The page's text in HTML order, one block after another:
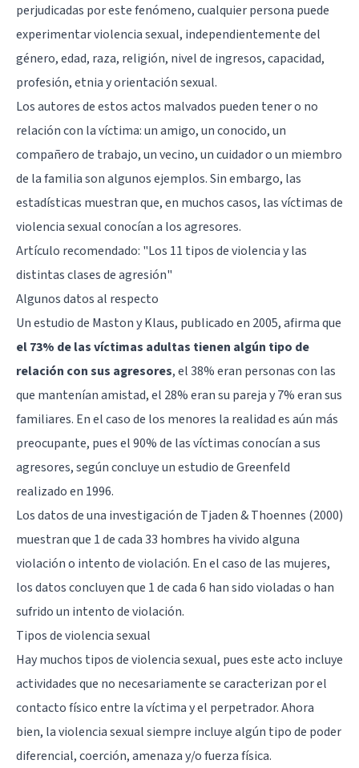
perjudicadas por este fenómeno, cualquier persona puede
experimentar violencia sexual, independientemente del
género, edad, raza, religión, nivel de ingresos, capacidad,
profesión, etnia y orientación sexual.
Los autores de estos actos malvados pueden tener o no
relación con la víctima: un amigo, un conocido, un
compañero de trabajo, un vecino, un cuidador o un miembro
de la familia son algunos ejemplos. Sin embargo, las
estadísticas muestran que, en muchos casos, las víctimas de
violencia sexual conocían a los agresores.
Artículo recomendado: "Los 11 tipos de violencia y las
distintas clases de agresión"
Algunos datos al respecto
Un estudio de Maston y Klaus, publicado en 2005, afirma que
el 73% de las víctimas adultas tienen algún tipo de
relación con sus agresores, el 38% eran personas con las
que mantenían amistad, el 28% eran su pareja y 7% eran sus
familiares. En el caso de los menores la realidad es aún más
preocupante, pues el 90% de las víctimas conocían a sus
agresores, según concluye un estudio de Greenfeld
realizado en 1996.
Los datos de una investigación de Tjaden & Thoennes (2000)
muestran que 1 de cada 33 hombres ha vivido alguna
violación o intento de violación. En el caso de las mujeres,
los datos concluyen que 1 de cada 6 han sido violadas o han
sufrido un intento de violación.
Tipos de violencia sexual
Hay muchos tipos de violencia sexual, pues este acto incluye
actividades que no necesariamente se caracterizan por el
contacto físico entre la víctima y el perpetrador. Ahora
bien, la violencia sexual siempre incluye algún tipo de poder
diferencial, coerción, amenaza y/o fuerza física.